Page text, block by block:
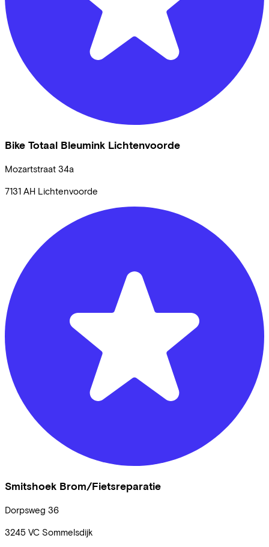
Bike Totaal Bleumink Lichtenvoorde
Mozartstraat 34a
7131 AH Lichtenvoorde
Smitshoek Brom/Fietsreparatie
Dorpsweg 36
3245 VC Sommelsdijk